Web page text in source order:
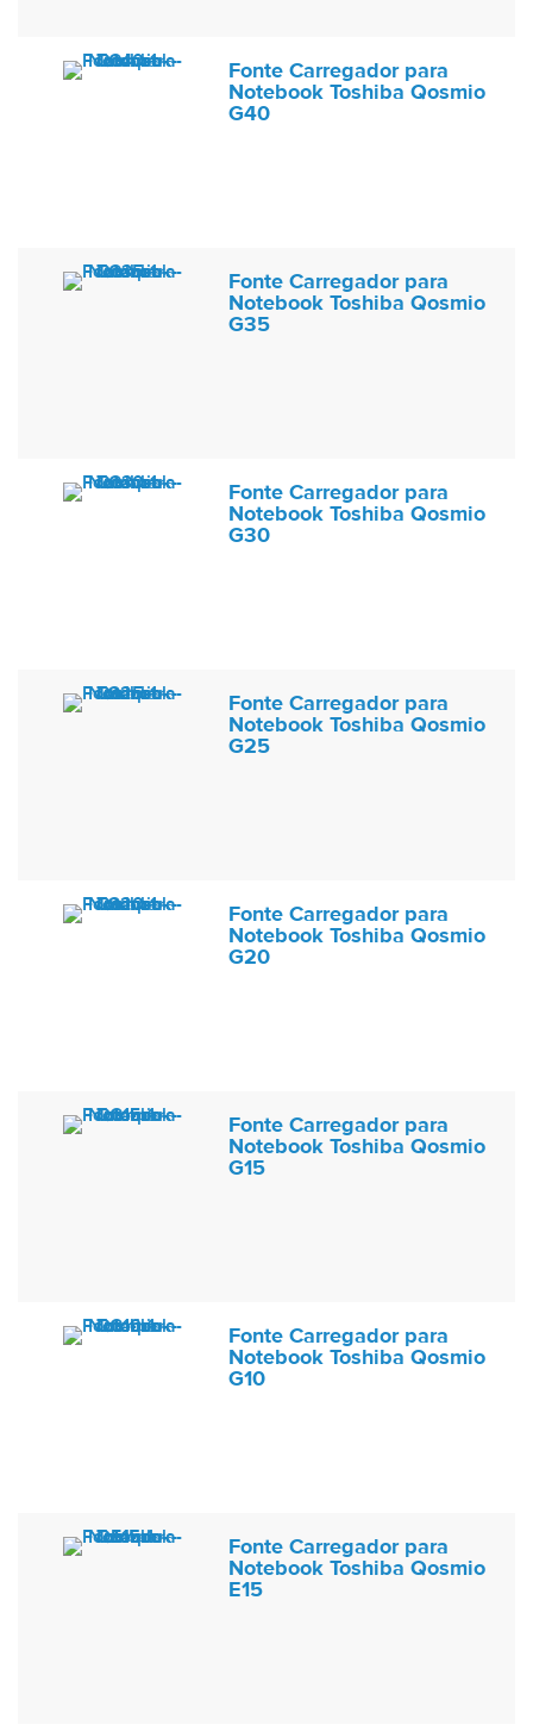
Fonte Carregador para
Notebook Toshiba Qosmio
G40
Fonte Carregador para
Notebook Toshiba Qosmio
G35
Fonte Carregador para
Notebook Toshiba Qosmio
G30
Fonte Carregador para
Notebook Toshiba Qosmio
G25
Fonte Carregador para
Notebook Toshiba Qosmio
G20
Fonte Carregador para
Notebook Toshiba Qosmio
G15
Fonte Carregador para
Notebook Toshiba Qosmio
G10
Fonte Carregador para
Notebook Toshiba Qosmio
E15